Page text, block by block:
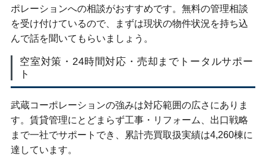
ポレーションへの相談がおすすめです。無料の管理相談
を受け付けているので、まずは現状の物件状況を持ち込
んで話を聞いてもらいましょう。
空室対策・24時間対応・売却までトータルサポー
ト
武蔵コーポレーションの強みは対応範囲の広さにありま
す。賃貸管理にとどまらず工事・リフォーム、出口戦略
まで一社でサポートでき、累計売買取扱実績は4,260棟に
達しています。